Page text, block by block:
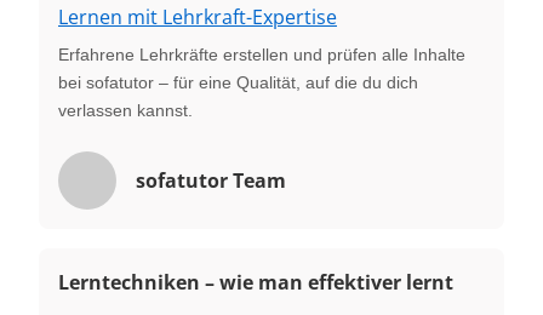
Lernen mit Lehrkraft-Expertise
Erfahrene Lehrkräfte erstellen und prüfen alle Inhalte
bei sofatutor – für eine Qualität, auf die du dich
verlassen kannst.
sofatutor Team
Lerntechniken – wie man effektiver lernt